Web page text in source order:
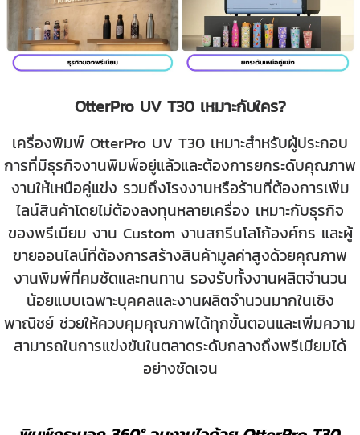
OtterPro UV T30 เหมาะกับใคร?
เครื่องพิมพ์ OtterPro UV T30 เหมาะสำหรับผู้ประกอบ
การที่มีธุรกิจงานพิมพ์อยู่แล้วและต้องการยกระดับคุณภาพ
งานให้เหนือคู่แข่ง รวมถึงโรงงานหรือร้านที่ต้องการเพิ่ม
ไลน์สินค้าโดยไม่ต้องลงทุนหลายเครื่อง เหมาะกับธุรกิจ
ของพรีเมียม งาน Custom งานสกรีนโลโก้องค์กร และผู้
ขายออนไลน์ที่ต้องการสร้างสินค้ามูลค่าสูงด้วยคุณภาพ
งานพิมพ์ที่คมชัดและทนทาน รองรับทั้งงานผลิตจำนวน
น้อยแบบเฉพาะบุคคลและงานผลิตจำนวนมากในเชิง
พาณิชย์ ช่วยให้ควบคุมคุณภาพได้ทุกขั้นตอนและเพิ่มความ
สามารถในการแข่งขันในตลาดระดับกลางถึงพรีเมียมได้
อย่างชัดเจน